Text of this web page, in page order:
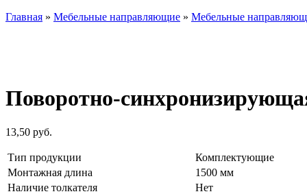
Главная » Мебельные направляющие » Мебельные
Поворотно-
13,50 руб.
Тип продукции
Комплектующие
Монтажная длина
1500 мм
Наличие толкателя
Нет